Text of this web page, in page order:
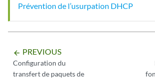
Prévention de l’usurpation DHCP
arrow_backward PREVIOUS
Configuration du
transfert de paquets de